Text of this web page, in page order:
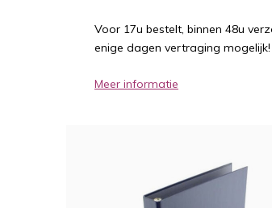
Voor 17u bestelt, binnen 48u
enige dagen vertraging mogelijk!
Meer informatie